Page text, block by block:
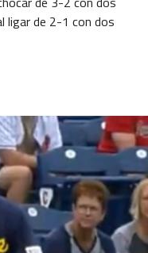
ligar de 2-1 con dos